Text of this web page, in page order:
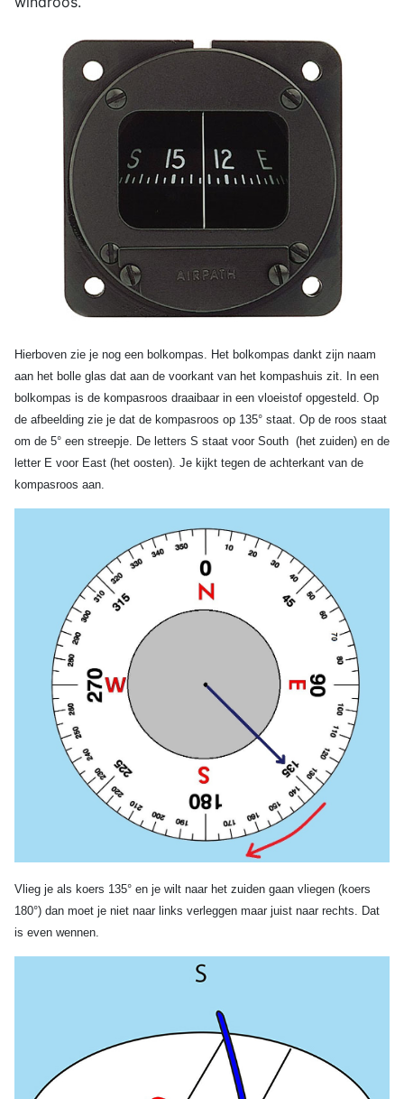
Hierboven zie je nog een bolkompas. Het bolkompas dankt zijn naam
aan het bolle glas dat aan de voorkant van het kompashuis zit. In een
bolkompas is de kompasroos draaibaar in een vloeistof opgesteld. Op
de afbeelding zie je dat de kompasroos op 135° staat. Op de roos staat
om de 5° een streepje. De letters S staat voor South (het zuiden) en de
letter E voor East (het oosten). Je kijkt tegen de achterkant van de
kompasroos aan.
Vlieg je als koers 135° en je wilt naar het zuiden gaan vliegen (koers
180°) dan moet je niet naar links verleggen maar juist naar rechts. Dat
is even wennen.